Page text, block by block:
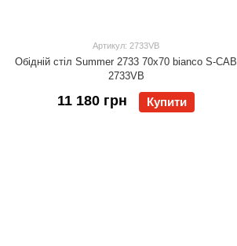
Артикул: 2733VB
Обідній стіл Summer 2733 70x70 bianco S-CAB
2733VB
11 180 грн Купити